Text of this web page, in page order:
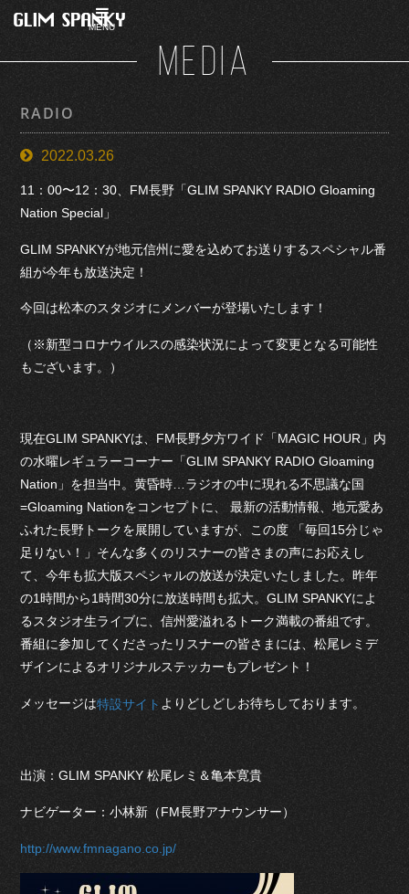
MENU
MEDIA
RADIO
2022.03.26
11：00〜12：30、FM長野「GLIM SPANKY RADIO Gloaming
Nation Special」
GLIM SPANKYが地元信州に愛を込めてお送りするスペシャル番
組が今年も放送決定！
今回は松本のスタジオにメンバーが登場いたします！
（※新型コロナウイルスの感染状況によって変更となる可能性
もございます。）
現在GLIM SPANKYは、FM長野夕方ワイド「MAGIC HOUR」内
の水曜レギュラーコーナー「GLIM SPANKY RADIO Gloaming
Nation」を担当中。黄昏時…ラジオの中に現れる不思議な国
=Gloaming Nationをコンセプトに、 最新の活動情報、地元愛あ
ふれた長野トークを展開していますが、この度 「毎回15分じゃ
足りない！」そんな多くのリスナーの皆さまの声にお応えし
て、今年も拡大版スペシャルの放送が決定いたしました。昨年
の1時間から1時間30分に放送時間も拡大。GLIM SPANKYによ
るスタジオ生ライブに、信州愛溢れるトーク満載の番組です。
番組に参加してくださったリスナーの皆さまには、松尾レミデ
ザインによるオリジナルステッカーもプレゼント！
メッセージは特設サイト よりどしどしお待ちしております。
出演：GLIM SPANKY 松尾レミ＆亀本寛貴
ナビゲーター：小林新（FM長野アナウンサー）
http://www.fmnagano.co.jp/